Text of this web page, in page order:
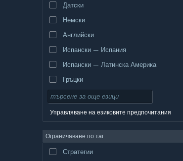
Датски
Немски
Английски
Испански — Испания
Испански — Латинска Америка
Гръцки
Управляване на езиковите предпочитания
Ограничаване по таг
Стратегии